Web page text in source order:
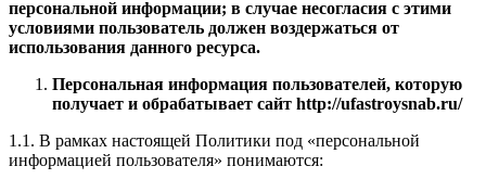
персональной информации; в случае несогласия с этими
условиями пользователь должен воздержаться от
использования данного ресурса.
Персональная информация пользователей, которую
получает и обрабатывает сайт http://ufastroysnab.ru/
1.1. В рамках настоящей Политики под «персональной
информацией пользователя» понимаются: